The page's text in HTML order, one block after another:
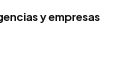
y empresas